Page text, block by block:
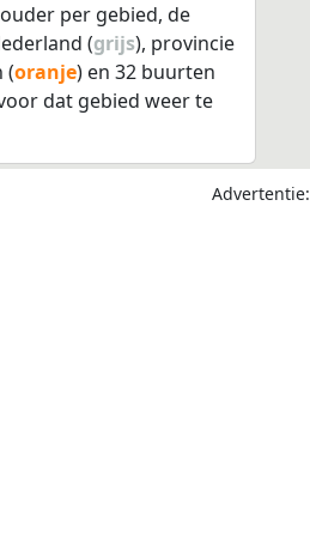
per gebied, de
(grijs), provincie
(oranje) en 32 buurten
dat gebied weer te
Advertentie: